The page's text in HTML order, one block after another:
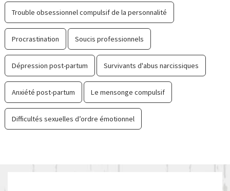
Trouble obsessionnel compulsif de la personnalité
Procrastination Soucis professionnels
Dépression post-partum Survivants d'abus narcissiques
Anxiété post-partum Le mensonge compulsif
Difficultés sexuelles d’ordre émotionnel